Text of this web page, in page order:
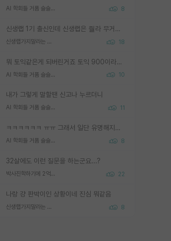
AI 학회들 거품 슬슬 지적이 나오네요 8
신생랩 1기 출신인데 신생랩은 줠라 무거운 바벨 같은거임. 들면 대박인데 못들면 깔려 죽음. 아무도 알려주지 않는 환경에서 자생해야하지만, 일단 살아남았다면 그 어떤 사람보다 악착같고 생존력 높은 사람으로 거듭날 수 있음
신생랩가지말라는 이유가 있었구나 18
뭐 토익같은게 되버린거죠 토익 900이라고 영어잘하는건 아닙니다만 잘하는사람은 다 900을 넘는 그런
AI 학회들 거품 슬슬 지적이 나오네요 10
내가 그렇게 말할땐 신고나 누르더니
AI 학회들 거품 슬슬 지적이 나오네요 11
ㅋㅋㅋㅋㅋㅋ ㅠㅠ 그래서 일단 유명해지는게 중요한거같습니다
AI 학회들 거품 슬슬 지적이 나오네요 8
32살에도 이런 질문을 하는군요...?
박사진학하기에 2억은 괜찮은 (?) 정도의 경제력인가요 22
나랑 걍 판박이인 상황이네 진심 뭐같음
신생랩가지말라는 이유가 있었구나 8